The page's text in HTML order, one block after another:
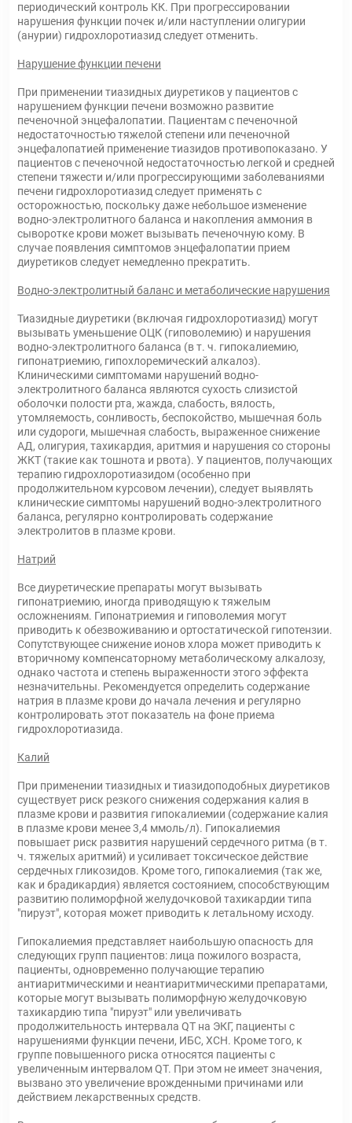
периодический контроль КК. При прогрессировании
нарушения функции почек и/или наступлении олигурии
(анурии) гидрохлоротиазид следует отменить.
Нарушение функции печени
При применении тиазидных диуретиков у пациентов с
нарушением функции печени возможно развитие
печеночной энцефалопатии. Пациентам с печеночной
недостаточностью тяжелой степени или печеночной
энцефалопатией применение тиазидов противопоказано. У
пациентов с печеночной недостаточностью легкой и средней
степени тяжести и/или прогрессирующими заболеваниями
печени гидрохлоротиазид следует применять с
осторожностью, поскольку даже небольшое изменение
водно-электролитного баланса и накопления аммония в
сыворотке крови может вызывать печеночную кому. В
случае появления симптомов энцефалопатии прием
диуретиков следует немедленно прекратить.
Водно-электролитный баланс и метаболические нарушения
Тиазидные диуретики (включая гидрохлоротиазид) могут
вызывать уменьшение ОЦК (гиповолемию) и нарушения
водно-электролитного баланса (в т. ч. гипокалиемию,
гипонатриемию, гипохлоремический алкалоз).
Клиническими симптомами нарушений водно-
электролитного баланса являются сухость слизистой
оболочки полости рта, жажда, слабость, вялость,
утомляемость, сонливость, беспокойство, мышечная боль
или судороги, мышечная слабость, выраженное снижение
АД, олигурия, тахикардия, аритмия и нарушения со стороны
ЖКТ (такие как тошнота и рвота). У пациентов, получающих
терапию гидрохлоротиазидом (особенно при
продолжительном курсовом лечении), следует выявлять
клинические симптомы нарушений водно-электролитного
баланса, регулярно контролировать содержание
электролитов в плазме крови.
Натрий
Все диуретические препараты могут вызывать
гипонатриемию, иногда приводящую к тяжелым
осложнениям. Гипонатриемия и гиповолемия могут
приводить к обезвоживанию и ортостатической гипотензии.
Сопутствующее снижение ионов хлора может приводить к
вторичному компенсаторному метаболическому алкалозу,
однако частота и степень выраженности этого эффекта
незначительны. Рекомендуется определить содержание
натрия в плазме крови до начала лечения и регулярно
контролировать этот показатель на фоне приема
гидрохлоротиазида.
Калий
При применении тиазидных и тиазидоподобных диуретиков
существует риск резкого снижения содержания калия в
плазме крови и развития гипокалиемии (содержание калия
в плазме крови менее 3,4 ммоль/л). Гипокалиемия
повышает риск развития нарушений сердечного ритма (в т.
ч. тяжелых аритмий) и усиливает токсическое действие
сердечных гликозидов. Кроме того, гипокалиемия (так же,
как и брадикардия) является состоянием, способствующим
развитию полиморфной желудочковой тахикардии типа
"пируэт", которая может приводить к летальному исходу.
Гипокалиемия представляет наибольшую опасность для
следующих групп пациентов: лица пожилого возраста,
пациенты, одновременно получающие терапию
антиаритмическими и неантиаритмическими препаратами,
которые могут вызывать полиморфную желудочковую
тахикардию типа "пируэт" или увеличивать
продолжительность интервала QT на ЭКГ, пациенты с
нарушениями функции печени, ИБС, ХСН. Кроме того, к
группе повышенного риска относятся пациенты с
увеличенным интервалом QT. При этом не имеет значения,
вызвано это увеличение врожденными причинами или
действием лекарственных средств.